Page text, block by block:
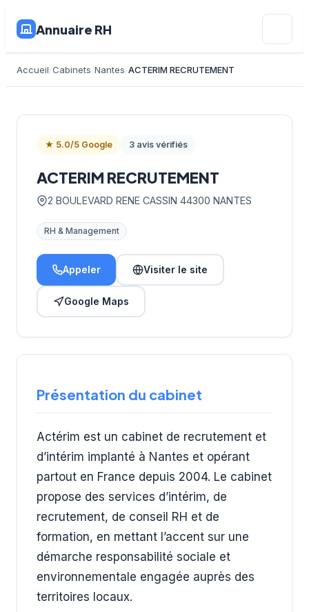
Annuaire RH
Accueil Cabinets Nantes ACTERIM RECRUTEMENT
★ 5.0/5 Google 3 avis vérifiés
ACTERIM RECRUTEMENT
2 BOULEVARD RENE CASSIN 44300 NANTES
RH & Management
Appeler Visiter le site
Google Maps
Présentation du cabinet
Actérim est un cabinet de recrutement et
d’intérim implanté à Nantes et opérant
partout en France depuis 2004. Le cabinet
propose des services d’intérim, de
recrutement, de conseil RH et de
formation, en mettant l’accent sur une
démarche responsabilité sociale et
environnementale engagée auprès des
territoires locaux.